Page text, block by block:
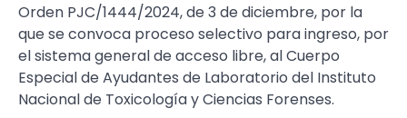
Orden PJC/1444/2024, de 3 de diciembre, por la
que se convoca proceso selectivo para ingreso, por
el sistema general de acceso libre, al Cuerpo
Especial de Ayudantes de Laboratorio del Instituto
Nacional de Toxicología y Ciencias Forenses.